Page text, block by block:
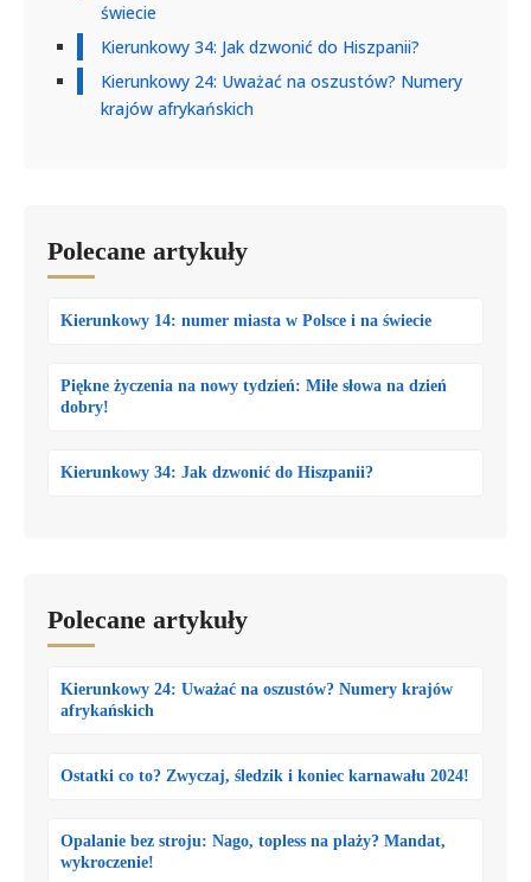
świecie
Kierunkowy 34: Jak dzwonić do Hiszpanii?
Kierunkowy 24: Uważać na oszustów? Numery
krajów afrykańskich
Polecane artykuły
Kierunkowy 14: numer miasta w Polsce i na świecie
Piękne życzenia na nowy tydzień: Miłe słowa na dzień
dobry!
Kierunkowy 34: Jak dzwonić do Hiszpanii?
Polecane artykuły
Kierunkowy 24: Uważać na oszustów? Numery krajów
afrykańskich
Ostatki co to? Zwyczaj, śledzik i koniec karnawału 2024!
Opalanie bez stroju: Nago, topless na plaży? Mandat,
wykroczenie!